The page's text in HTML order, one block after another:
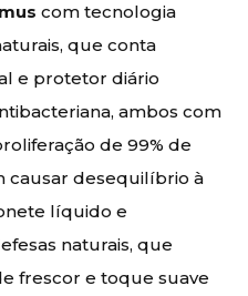
com tecnologia
que conta
e protetor diário
ambos com
de 99% de
causar desequilíbrio à
líquido e
naturais, que
frescor e toque suave